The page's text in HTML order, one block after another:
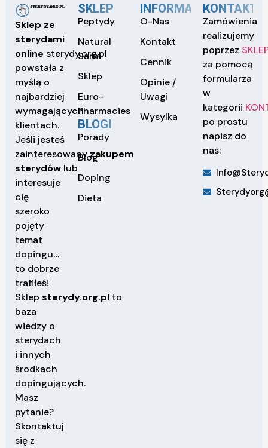
Sklep ze
sterydami
online sterydy.org.pl
powstała z
myślą o
najbardziej
wymagających
klientach.
Jeśli jesteś
zainteresowanyzakupem
sterydów lub
interesuje
cię
szeroko
pojęty
temat
dopingu…
to dobrze
trafiłeś!
Sklep sterydy.org.pl to
baza
wiedzy o
sterydach
i innych
środkach
dopingujących.
Masz
pytanie?
Skontaktuj
się z
SKLEP
Peptydy
Natural
Sarm
Sklep
Euro-
Pharmacies
BLOGI
Porady
Blog
Doping
Dieta
INFORMACJE
O-Nas
Kontakt
Cennik
Opinie /
Uwagi
Wysylka
KONTAKT
Zamówienia
realizujemy
poprzez
za pomocą
formularza
w
kategorii
po prostu
napisz do
nas: